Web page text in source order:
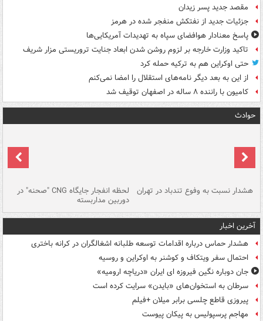
مقصد جدید پسر زیدان
جزئیات جدید از نفتکش منفجر شده در هرمز
پاسخ معنادار هوافضای سپاه به تهدیدات آمریکایی‌ها
تاکید وزارت خارجه بر لزوم روشن شدن ابعاد جنایت تروریستی مزار شریف
حتی اوکراین هم به ترکیه حمله کرد
از این به بعد دیگر نامه‌های استقلال را امضا نمی‌کنم
کامیون با راننده ۸ ساله در اصفهان توقیف شد
حوادث
هشدار نسبت به وفوع تندباد در تهران لحظه انفجار جایگاه CNG "صحنه" در
دوربین مداربسته
آخرین اخبار
هشدار حماس درباره اقدامات توسعه طلبانه اشغالگران در کرانه باختری
احتمال سفر ویتکاف و کوشنر به اوکراین و روسیه
جان دوباره نگین فیروزه ای ایران «دریاچه ارومیه»
سرطان به استخوان‌های «بایدن» سرایت کرده است
پیروزی قاطع چلسی برابر میلان +فیلم
مهاجم پرسپولیس به پیکان پیوست